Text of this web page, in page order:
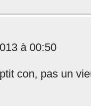
à 00:50
con, pas un